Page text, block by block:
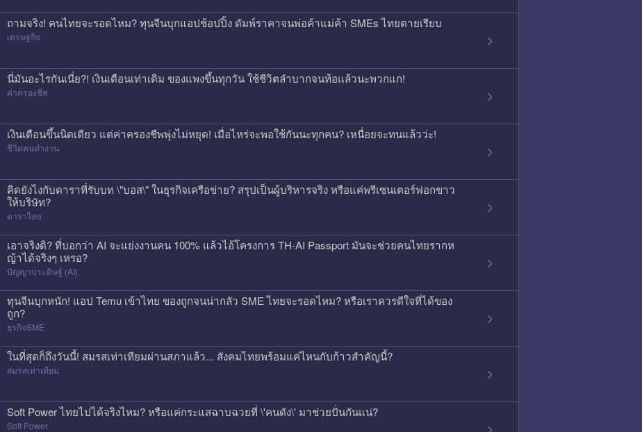
ถามจริง! คนไทยจะรอดไหม? ทุนจีนบุกแอปช้อปปิ้ง ดัมพ์ราคาจนพ่อค้าแม่ค้า SMEs ไทยตายเรียบ
เศรษฐกิจ
นี่มันอะไรกันเนี่ย?! เงินเดือนเท่าเดิม ของแพงขึ้นทุกวัน ใช้ชีวิตลำบากจนท้อแล้วนะพวกแก!
ค่าครองชีพ
เงินเดือนขึ้นนิดเดียว แต่ค่าครองชีพพุ่งไม่หยุด! เมื่อไหร่จะพอใช้กันนะทุกคน? เหนื่อยจะทนแล้วว่ะ!
ชีวิตคนทำงาน
คิดยังไงกับดาราที่รับบท \"บอส\" ในธุรกิจเครือข่าย? สรุปเป็นผู้บริหารจริง หรือแค่พรีเซนเตอร์ฟอกขาว
ให้บริษัท?
ดาราไทย
เอาจริงดิ? ที่บอกว่า AI จะแย่งงานคน 100% แล้วไอ้โครงการ TH-AI Passport มันจะช่วยคนไทยรากห
ญ้าได้จริงๆ เหรอ?
ปัญญาประดิษฐ์ (AI)
ทุนจีนบุกหนัก! แอป Temu เข้าไทย ของถูกจนน่ากลัว SME ไทยจะรอดไหม? หรือเราควรดีใจที่ได้ของ
ถูก?
ธุรกิจSME
ในที่สุดก็ถึงวันนี้! สมรสเท่าเทียมผ่านสภาแล้ว... สังคมไทยพร้อมแค่ไหนกับก้าวสำคัญนี้?
สมรสเท่าเทียม
Soft Power ไทยไปได้จริงไหม? หรือแค่กระแสฉาบฉวยที่ \'คนดัง\' มาช่วยปั่นกันแน่?
Soft Power